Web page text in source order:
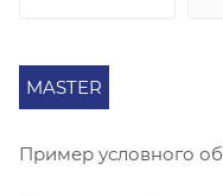
MASTER
Пример условного